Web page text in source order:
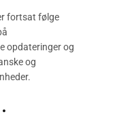
fortsat følge
opdateringer og
og